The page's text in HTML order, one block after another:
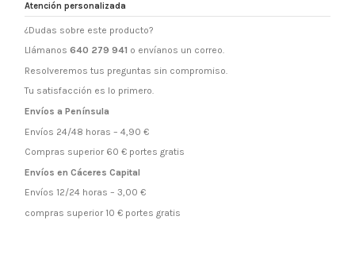
Atención personalizada
¿Dudas sobre este producto?
Llámanos640 279 941 o envíanos un correo.
Resolveremos tus preguntas sin compromiso.
Tu satisfacción es lo primero.
Envíos a Península
Envíos 24/48 horas – 4,90 €
Compras superior 60 € portes gratis
Envíos en Cáceres Capital
Envíos 12/24 horas – 3,00 €
compras superior 10 € portes gratis